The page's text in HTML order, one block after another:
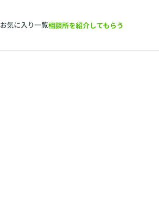
お気に入り一覧相談所を紹介してもらう